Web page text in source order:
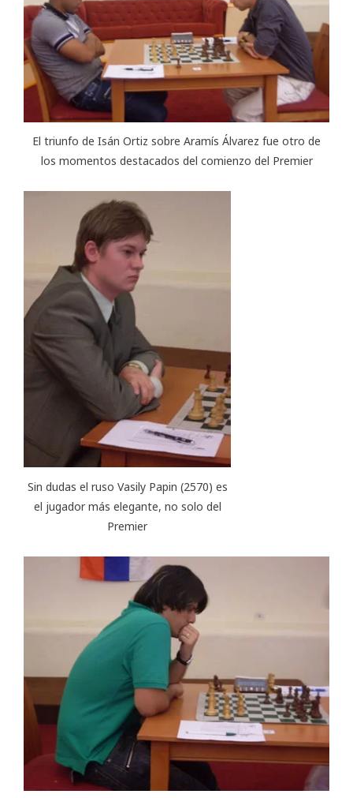
El triunfo de Isán Ortiz sobre Aramís Álvarez fue otro de
los momentos destacados del comienzo del Premier
Sin dudas el ruso Vasily Papin (2570) es
el jugador más elegante, no solo del
Premier